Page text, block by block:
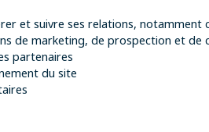
et suivre ses relations,
de marketing, de prospection et de
partenaires
du site